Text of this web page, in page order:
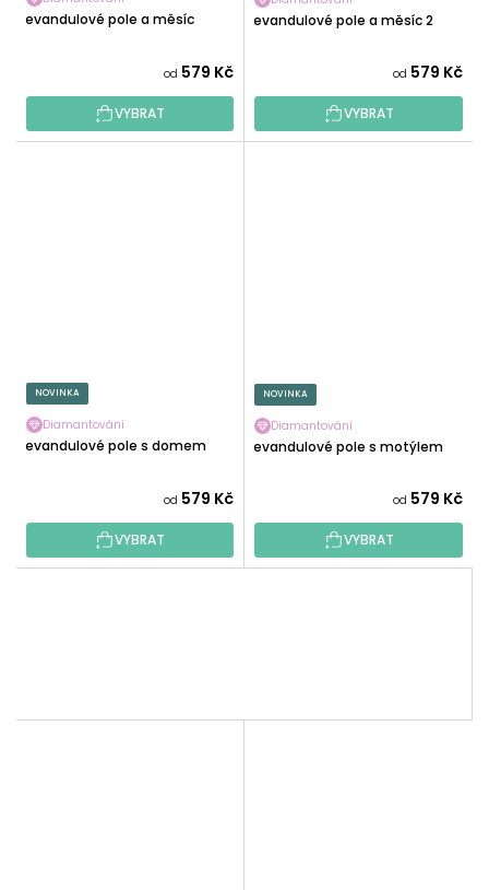
Levandulové pole a měsíc
od 579 Kč
VYBRAT
Levandulové pole a měsíc 2
od 579 Kč
VYBRAT
NOVINKA
Diamantování
Levandulové pole s domem
od 579 Kč
VYBRAT
NOVINKA
Diamantování
Levandulové pole s motýlem
od 579 Kč
VYBRAT